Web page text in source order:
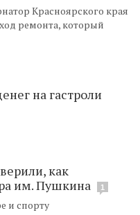
Красноярского края
ремонта, который
на гастроли
как
им. Пушкина
1
и спорту